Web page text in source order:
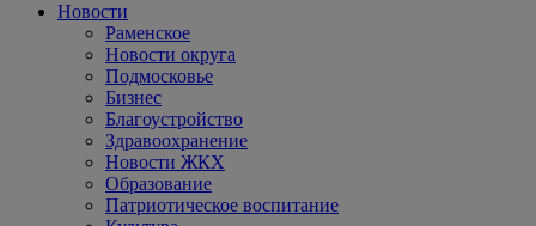
Новости
Раменское
Новости округа
Подмосковье
Бизнес
Благоустройство
Здравоохранение
Новости ЖКХ
Образование
Патриотическое воспитание